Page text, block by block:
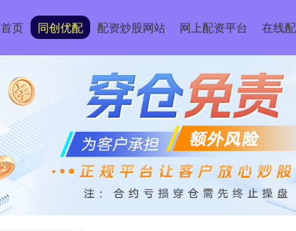
首页 同创优配 配资炒股网站 网上配资平台 在线